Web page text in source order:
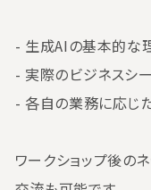
- 生成AIの基本的な
- 実際のビジネスシ
- 各自の業務に応じ
ワークショップ後の